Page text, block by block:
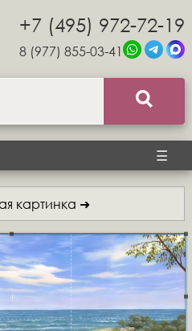
+7 (495) 972-72-19
8 (977) 855-03-41
☰
картинка ➜